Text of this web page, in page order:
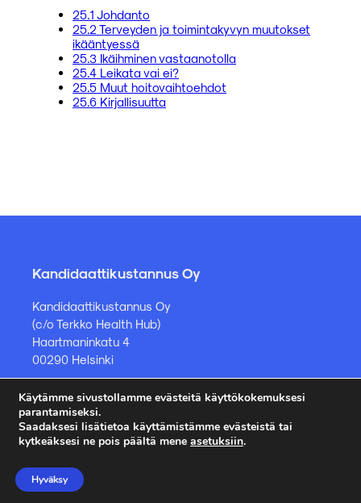
PALAUTE
KIRJAUDU
25.1 Johdanto
25.2 Terveyden ja toimintakyvyn muutokset
ikääntyessä
25.3 Ikäihminen vastaanotolla
25.4 Leikata vai ei?
25.5 Muut hoitovaihtoehdot
25.6 Kirjallisuutta
Kandidaattikustannus Oy
Kandidaattikustannus Oy
(c/o Terkko Health Hub)
Haartmaninkatu 4
00290 Helsinki
Kirjakauppa ja muut asiat
kauppa@kandidaattikustannus.fi
Käytämme sivustollamme evästeitä käyttökokemuksesi
parantamiseksi.
Saadaksesi lisätietoa käyttämistämme evästeistä tai
kytkeäksesi ne pois päältä mene asetuksiin.
Hyväksy